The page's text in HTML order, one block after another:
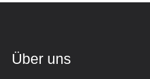
Über uns